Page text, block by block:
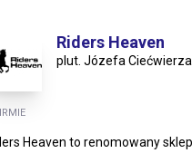
Riders Heaven
plut. Józefa
Heaven to renomowany